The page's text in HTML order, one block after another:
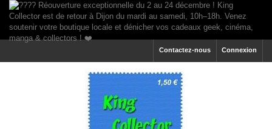
Connexion
Contactez-nous